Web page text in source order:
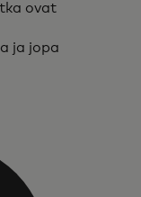
ovat
ja jopa